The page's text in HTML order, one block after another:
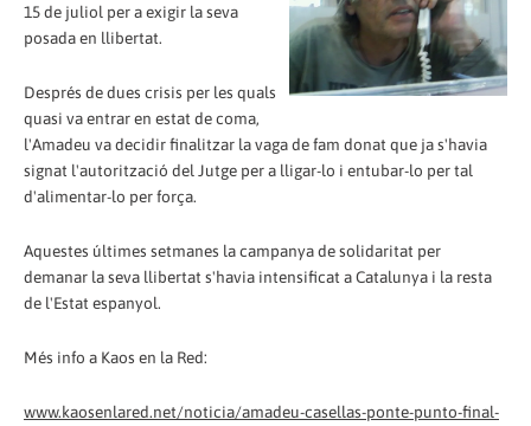
15 de juliol per a exigir la seva
posada en llibertat.
Després de dues crisis per les quals
quasi va entrar en estat de coma,
l'Amadeu va decidir finalitzar la vaga de fam donat que ja s'havia
signat l'autorització del Jutge per a lligar-lo i entubar-lo per tal
d'alimentar-lo per força.
Aquestes últimes setmanes la campanya de solidaritat per
demanar la seva llibertat s'havia intensificat a Catalunya i la resta
de l'Estat espanyol.
Més info a Kaos en la Red:
www.kaosenlared.net/noticia/amadeu-casellas-ponte-punto-final-